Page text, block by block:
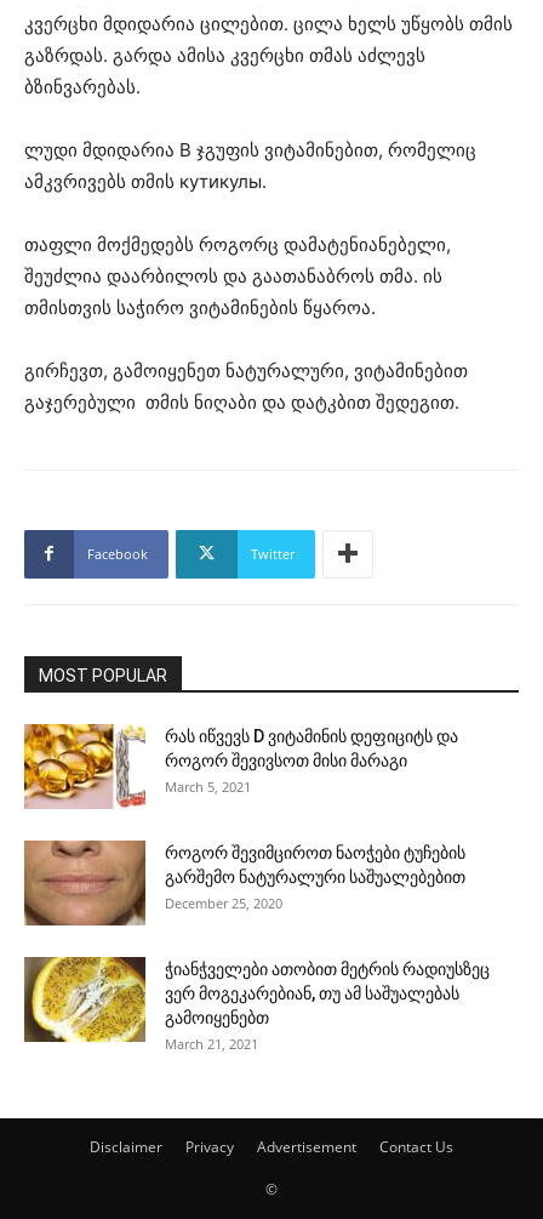
კვერცხი მდიდარია ცილებით. ცილა ხელს უწყობს თმის
გაზრდას. გარდა ამისა კვერცხი თმას აძლევს
ბზინვარებას.
ლუდი მდიდარია B ჯგუფის ვიტამინებით, რომელიც
ამკვრივებს თმის кутикулы.
თაფლი მოქმედებს როგორც დამატენიანებელი,
შეუძლია დაარბილოს და გაათანაბროს თმა. ის
თმისთვის საჭირო ვიტამინების წყაროა.
გირჩევთ, გამოიყენეთ ნატურალური, ვიტამინებით
გაჯერებული თმის ნიღაბი და დატკბით შედეგით.
Facebook Twitter
MOST POPULAR
რას იწვევს D ვიტამინის დეფიციტს და
როგორ შევივსოთ მისი მარაგი
March 5, 2021
როგორ შევიმციროთ ნაოჭები ტუჩების
გარშემო ნატურალური საშუალებებით
December 25, 2020
ჭიანჭველები ათობით მეტრის რადიუსზეც
ვერ მოგეკარებიან, თუ ამ საშუალებას
გამოიყენებთ
March 21, 2021
Disclaimer Privacy Advertisement Contact Us
©